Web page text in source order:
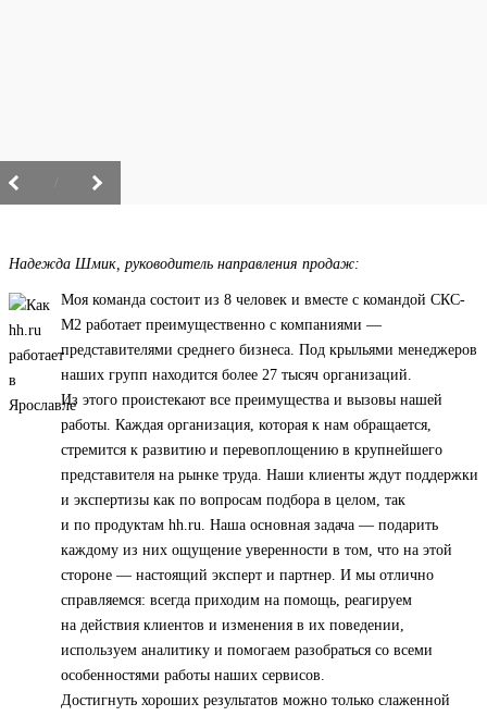
Надежда Шмик, руководитель направления продаж:
Моя команда состоит из 8 человек и вместе с командой СКС-
М2 работает преимущественно с компаниями —
представителями среднего бизнеса. Под крыльями менеджеров
наших групп находится более 27 тысяч организаций.
Из этого проистекают все преимущества и вызовы нашей
работы. Каждая организация, которая к нам обращается,
стремится к развитию и перевоплощению в крупнейшего
представителя на рынке труда. Наши клиенты ждут поддержки
и экспертизы как по вопросам подбора в целом, так
и по продуктам hh.ru. Наша основная задача — подарить
каждому из них ощущение уверенности в том, что на этой
стороне — настоящий эксперт и партнер. И мы отлично
справляемся: всегда приходим на помощь, реагируем
на действия клиентов и изменения в их поведении,
используем аналитику и помогаем разобраться со всеми
особенностями работы наших сервисов.
Достигнуть хороших результатов можно только слаженной